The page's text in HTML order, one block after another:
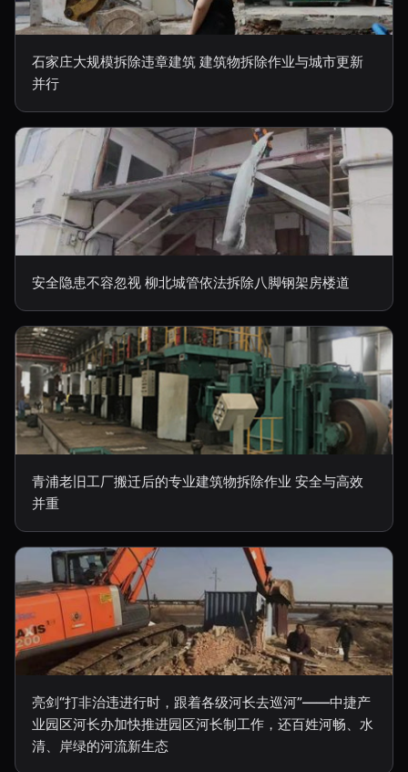
石家庄大规模拆除违章建筑 建筑物拆除作业与城市更新
并行
安全隐患不容忽视 柳北城管依法拆除八脚钢架房楼道
青浦老旧工厂搬迁后的专业建筑物拆除作业 安全与高效
并重
亮剑“打非治违进行时，跟着各级河长去巡河”——中捷产
业园区河长办加快推进园区河长制工作，还百姓河畅、水
清、岸绿的河流新生态